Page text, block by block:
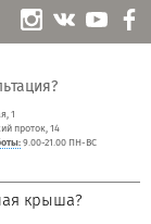
1
проток, 14
9.00-21.00 ПН-ВС
крыша?